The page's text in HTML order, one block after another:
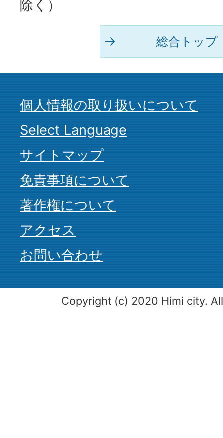
除く）
総合トップ
個人情報の取り扱いについて
Select Language
サイトマップ
免責事項について
著作権について
アクセス
お問い合わせ
Copyright (c) 2020 Himi city.